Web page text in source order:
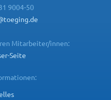
9004-50
Mitarbeiter/innen:
Seite